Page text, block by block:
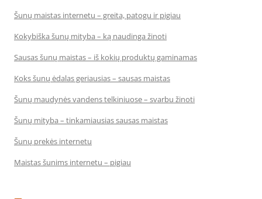
Šunų maistas internetu – greita, patogu ir pigiau
Kokybiška šunų mityba – ką naudinga žinoti
Sausas šunų maistas – iš kokių produktų gaminamas
Koks šunų ėdalas geriausias – sausas maistas
Šunų maudynės vandens telkiniuose – svarbu žinoti
Šunų mityba – tinkamiausias sausas maistas
Šunų prekės internetu
Maistas šunims internetu – pigiau